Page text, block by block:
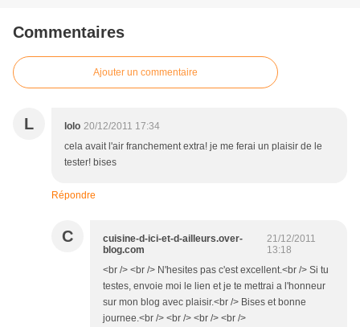
Commentaires
Ajouter un commentaire
L lolo 20/12/2011 17:34
cela avait l'air franchement extra! je me ferai un plaisir de le
tester! bises
Répondre
C
cuisine-d-ici-et-d-ailleurs.over-
blog.com
21/12/2011
13:18
<br /> <br /> N'hesites pas c'est excellent.<br /> Si tu
testes, envoie moi le lien et je te mettrai a l'honneur
sur mon blog avec plaisir.<br /> Bises et bonne
journee.<br /> <br /> <br /> <br />